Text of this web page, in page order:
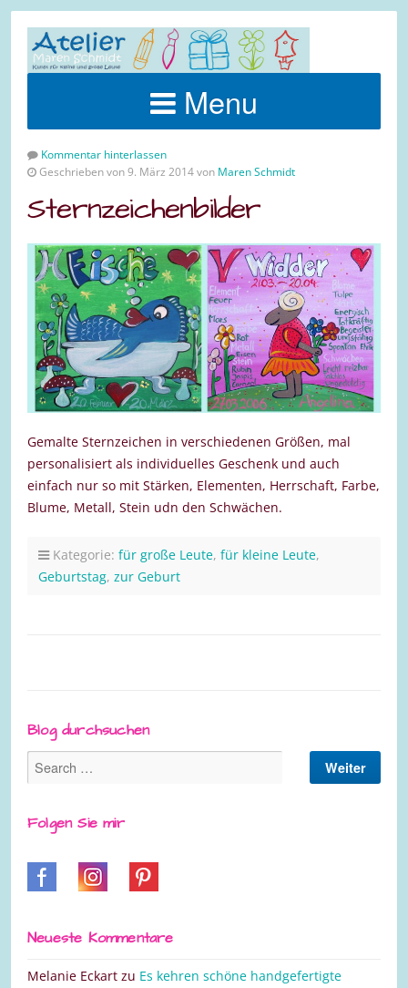
Menu
Kommentar hinterlassen
Geschrieben von 9. März 2014 von Maren Schmidt
Sternzeichenbilder
Gemalte Sternzeichen in verschiedenen Größen, mal
personalisiert als individuelles Geschenk und auch
einfach nur so mit Stärken, Elementen, Herrschaft, Farbe,
Blume, Metall, Stein udn den Schwächen.
Kategorie: für große Leute, für kleine Leute,
Geburtstag, zur Geburt
Blog durchsuchen
Folgen Sie mir
Neueste Kommentare
Melanie Eckart zu Es kehren schöne handgefertigte